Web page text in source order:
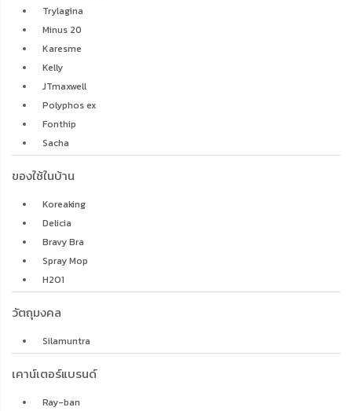
Trylagina
Minus 20
Karesme
Kelly
JTmaxwell
Polyphos ex
Fonthip
Sacha
ของใช้ในบ้าน
Koreaking
Delicia
Bravy Bra
Spray Mop
H2O1
วัตถุมงคล
Silamuntra
เคาน์เตอร์แบรนด์
Ray-ban